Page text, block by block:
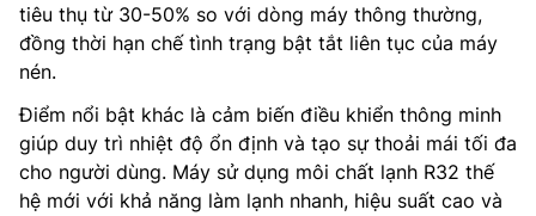
tiêu thụ từ 30-50% so với dòng máy thông thường,
đồng thời hạn chế tình trạng bật tắt liên tục của máy
nén.
Điểm nổi bật khác là cảm biến điều khiển thông minh
giúp duy trì nhiệt độ ổn định và tạo sự thoải mái tối đa
cho người dùng. Máy sử dụng môi chất lạnh R32 thế
hệ mới với khả năng làm lạnh nhanh, hiệu suất cao và